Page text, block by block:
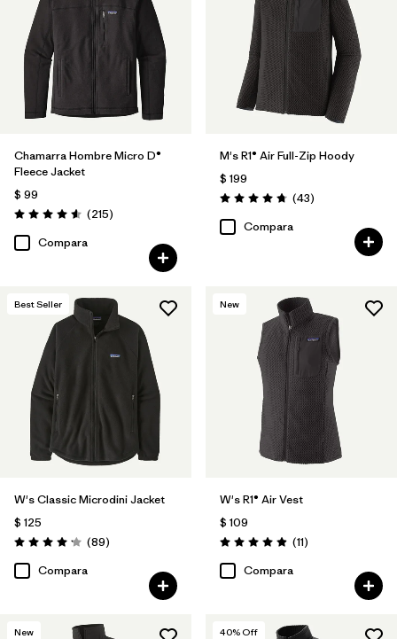
Chamarra Hombre Micro D®
Fleece Jacket
$ 99
Valoración: 4.6 / 5
(215Comentarios
)
Compara
M's R1® Air Full-Zip Hoody
$ 199
Valoración: 4.7 / 5
(43Comentarios
)
Compara
Best Seller
W's Classic Microdini Jacket
$ 125
Valoración: 4.1 / 5
(89Comentarios
)
Compara
New
W's R1® Air Vest
$ 109
Valoración: 4.9 / 5
(11Comentarios
)
Compara
New 40% Off